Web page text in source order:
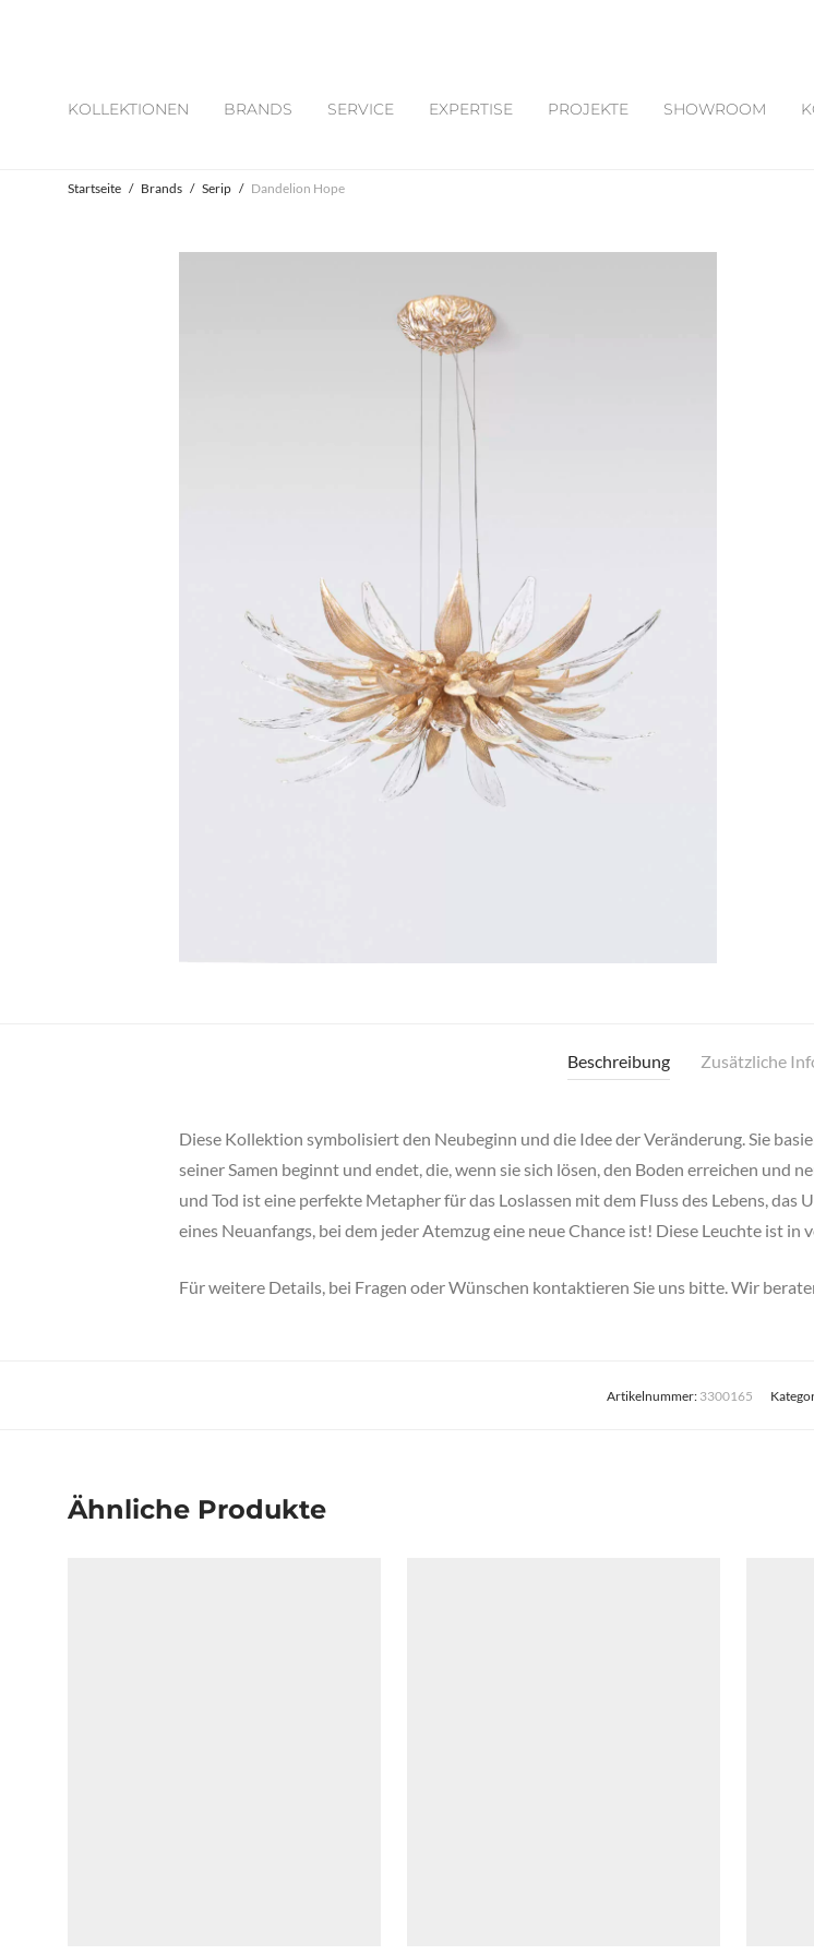
KOLLEKTIONEN BRANDS SERVICE EXPERTISE PROJEKTE SHOWROOM
Startseite / Brands / Serip / Dandelion Hope
Beschreibung Zusätzliche
Diese Kollektion symbolisiert den Neubeginn und die Idee der Veränderung. Sie
seiner Samen beginnt und endet, die, wenn sie sich lösen, den Boden erreichen und
und Tod ist eine perfekte Metapher für das Loslassen mit dem Fluss des Lebens,
eines Neuanfangs, bei dem jeder Atemzug eine neue Chance ist! Diese Leuchte ist in
Für weitere Details, bei Fragen oder Wünschen kontaktieren Sie uns bitte. Wir
Artikelnummer: 3300165
Ähnliche Produkte